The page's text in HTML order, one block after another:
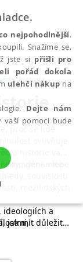
historie
proč se lidé
ovlivňuje
a historie vám
dění a lépe
svět. Dozvíte
životě v
významné
mezilidských
ideologiích a
jak mít důležité
se na
číst nebo
i na cestách.
nejpohodlnější.
Snažíme se,
jste si přišli pro
pořád dokola
ulehčí nákup na
Dejte nám
vaší pomoci bude
MARKETINGOVÉ